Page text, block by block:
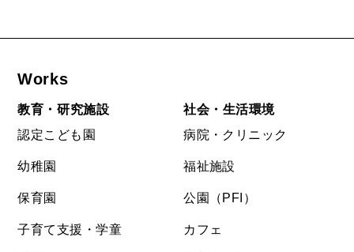
Works
教育・研究施設
認定こども園
幼稚園
保育園
子育て支援・学童
社会・生活環境
病院・クリニック
福祉施設
公園（PFI）
カフェ